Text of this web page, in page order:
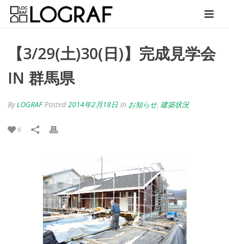
【3/29(土)30(日)】完成見学会
IN 群馬県
ByLOGRAF Posted 2014年2月18日 In お知らせ, 建築状況
0